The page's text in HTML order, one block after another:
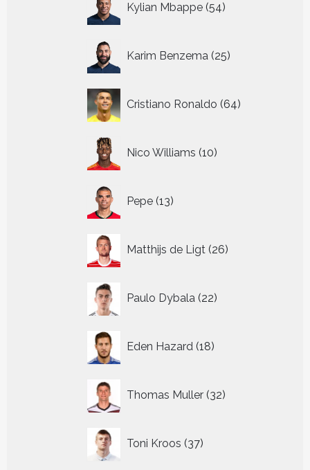
Kylian Mbappe 54
producten
Karim Benzema 25
producten
Cristiano Ronaldo 64
producten
Nico Williams 10
producten
Pepe 13
producten
Matthijs de Ligt 26
producten
Paulo Dybala 22
producten
Eden Hazard 18
producten
Thomas Muller 32
producten
Toni Kroos 37
producten